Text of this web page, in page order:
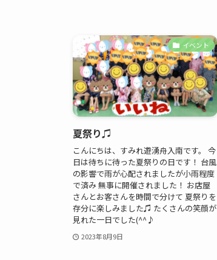
イベント
夏祭り♫
こんにちは、すみれ遊湧舟入南です。 今
日は待ちに待った夏祭りの日です！ 台風
の影響で雨が心配されましたが小雨程度
で済み 無事に開催されました！ お店屋
さんとお客さんを時間で分けて 夏祭りを
存分に楽しみました♫ たくさんの笑顔が
見れた一日でした(^^♪
2023年8月9日